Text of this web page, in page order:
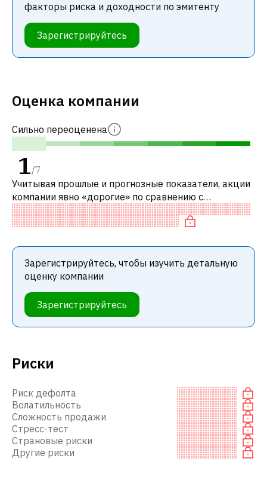
факторы риска и доходности по эмитенту
Зарегистрируйтесь
Риски
Риск дефолта
Волатильность
Сложность продажи
Стресс-тест
Страновые риски
Другие риски
Оценка компании
Сильно переоценена
1/7
Учитывая прошлые и прогнозные показатели, акции
компании явно «дорогие» по сравнению с
аналогичными компаниями. В частности, акция
компании «дорогая» по EV/EBITDA.
Зарегистрируйтесь, чтобы изучить детальную
оценку компании
Зарегистрируйтесь